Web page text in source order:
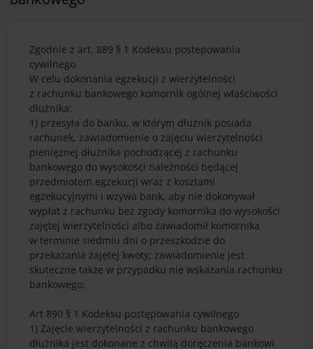
Zgodnie z art. 889 § 1 Kodeksu postepowania
cywilnego
W celu dokonania egzekucji z wierzytelności
z rachunku bankowego komornik ogólnej właściwości
dłużnika:
1) przesyła do banku, w którym dłużnik posiada
rachunek, zawiadomienie o zajęciu wierzytelności
pieniężnej dłużnika pochodzącej z rachunku
bankowego do wysokości należności będącej
przedmiotem egzekucji wraz z kosztami
egzekucyjnymi i wzywa bank, aby nie dokonywał
wypłat z rachunku bez zgody komornika do wysokości
zajętej wierzytelności albo zawiadomił komornika
w terminie siedmiu dni o przeszkodzie do
przekazania zajętej kwoty; zawiadomienie jest
skuteczne także w przypadku nie wskazania rachunku
bankowego;
Art 890 § 1 Kodeksu postępowania cywilnego
1) Zajęcie wierzytelności z rachunku bankowego
dłużnika jest dokonane z chwilą doręczenia bankowi